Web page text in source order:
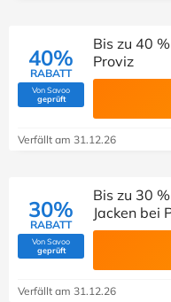
40%
RABATT
Von Savoo
geprüft(Von Savoo geprüft)
Bis zu 40
Proviz
Verfällt am 31.12.26
30%
RABATT
Von Savoo
geprüft(Von Savoo geprüft)
Bis zu 30
Jacken bei
Verfällt am 31.12.26